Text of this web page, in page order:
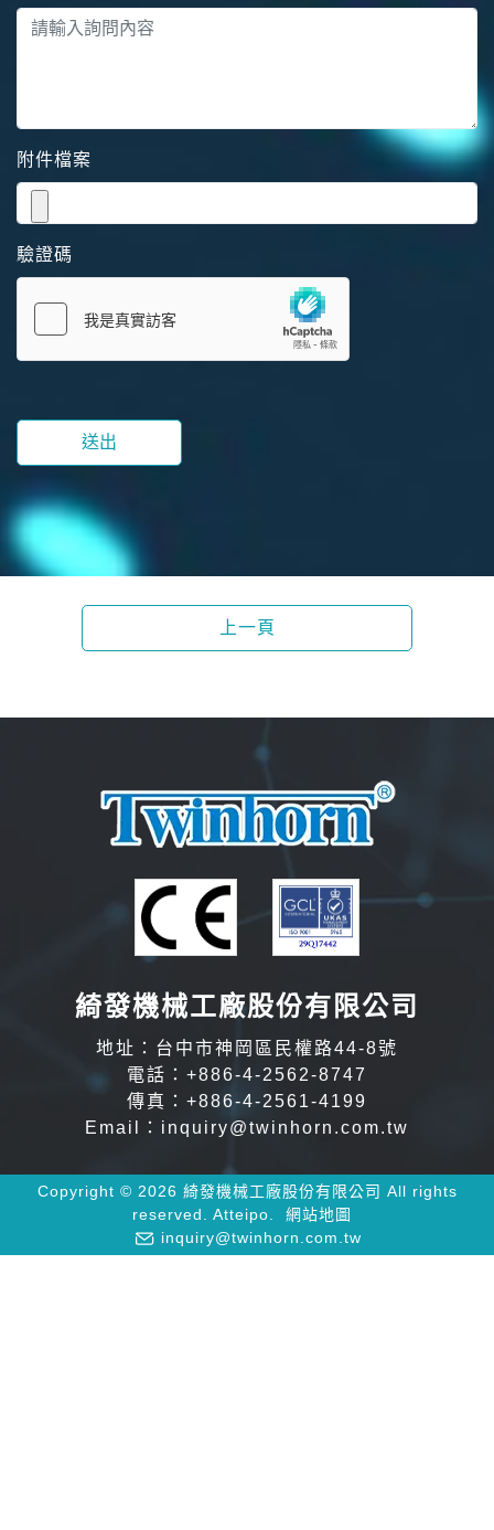
附件檔案
驗證碼
送出
上一頁
綺發機械工廠股份有限公司
地址：台中市神岡區民權路44-8號
電話： +886-4-2562-8747
傳真：+886-4-2561-4199
Email： inquiry@twinhorn.com.tw
Copyright © 2026 綺發機械工廠股份有限公司 All rights
reserved. Atteipo.
網站地圖
inquiry@twinhorn.com.tw